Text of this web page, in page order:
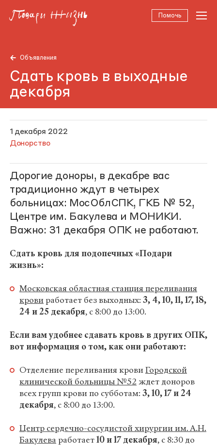
Помочь
Объявления
Сдать кровь в выходные
декабря
1 декабря 2022
Донорство
Дорогие доноры, в декабре вас
традиционно ждут в четырех
больницах: МосОблСПК, ГКБ № 52,
Центре им. Бакулева и МОНИКИ.
Важно: 31 декабря ОПК не работают.
Сдать кровь для подопечных «Подари
жизнь»:
Московская областная станция переливания
кровиработает без выходных: 3, 4, 10, 11, 17, 18,
24 и 25 декабря, с 8:00 до 13:00.
Если вам удобнее сдавать кровь в других ОПК,
вот информация о том, как они работают:
Отделение переливания кровиГородской
клинической больницы №52 ждет доноров
всех групп крови по субботам: 3, 10, 17 и 24
декабря, с 8:00 до 13:00.
Центр сердечно-сосудистой хирургии им. А.Н.
Бакулева работает10 и 17 декабря, с 8:30 до